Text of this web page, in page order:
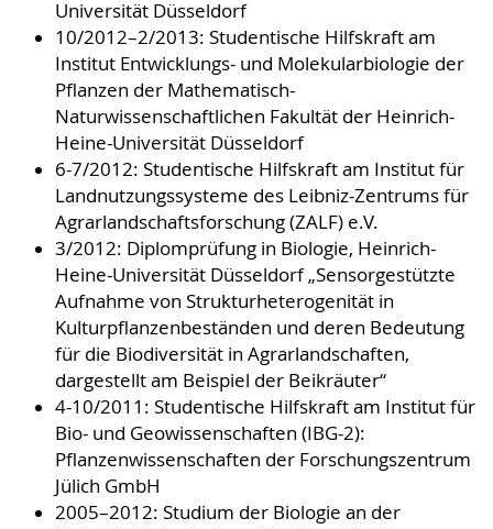
Universität Düsseldorf
10/2012–2/2013: Studentische Hilfskraft am
Institut Entwicklungs- und Molekularbiologie der
Pflanzen der Mathematisch-
Naturwissenschaftlichen Fakultät der Heinrich-
Heine-Universität Düsseldorf
6-7/2012: Studentische Hilfskraft am Institut für
Landnutzungssysteme des Leibniz-Zentrums für
Agrarlandschaftsforschung (ZALF) e.V.
3/2012: Diplomprüfung in Biologie, Heinrich-
Heine-Universität Düsseldorf „Sensorgestützte
Aufnahme von Strukturheterogenität in
Kulturpflanzenbeständen und deren Bedeutung
für die Biodiversität in Agrarlandschaften,
dargestellt am Beispiel der Beikräuter“
4-10/2011: Studentische Hilfskraft am Institut für
Bio- und Geowissenschaften (IBG-2):
Pflanzenwissenschaften der Forschungszentrum
Jülich GmbH
2005–2012: Studium der Biologie an der